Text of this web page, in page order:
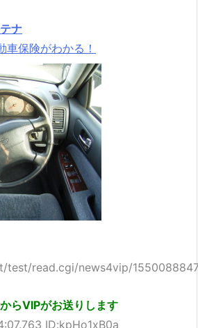
ナ
車保険がわかる！
test/read.cgi/news4vip/
らVIPがお送りします
ID:kpHo1xB0a